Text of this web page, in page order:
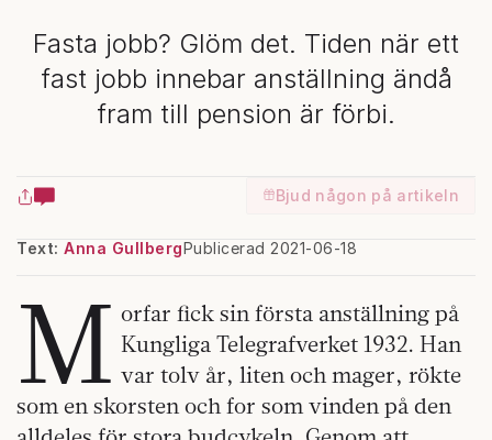
Fasta jobb? Glöm det. Tiden när ett
fast jobb innebar anställning ändå
fram till pension är förbi.
Bjud någon på artikeln
Text: Anna GullbergPublicerad 2021-06-18
M orfar fick sin första anställning på
Kungliga Telegrafverket 1932. Han
var tolv år, liten och mager, rökte
som en skorsten och for som vinden på den